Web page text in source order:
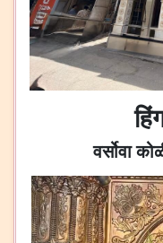
वर्सोवा